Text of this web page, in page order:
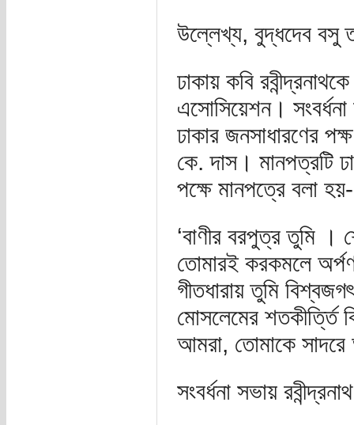
উল্লেখ্য, বুদ্ধদেব বসু
ঢাকায় কবি
এসোসিয়েশন। সংবর্ধনা
ঢাকার জনসাধারণের
কে. দাস। মানপত্রটি
পক্ষে মানপত্রে বলা হয়-
‘বাণীর বরপুত্র তুমি ।
তোমারই করকমলে
গীতধারায় তুমি
মোসলেমের শতকীর্ত্তি
আমরা, তোমাকে সাদরে
সংবর্ধনা সভায়